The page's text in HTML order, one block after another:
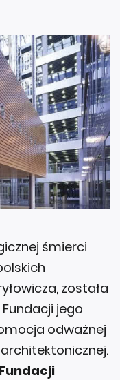
śmierci
została
jego
odważnej